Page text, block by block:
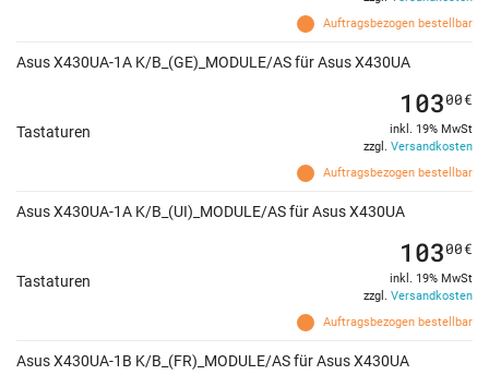
Auftragsbezogen bestellbar
Asus X430UA-1A K/B_(GE)_MODULE/AS für Asus X430UA
Tastaturen
Auftragsbezogen bestellbar
10300€
inkl. 19% MwSt
zzgl. Versandkosten
Asus X430UA-1A K/B_(UI)_MODULE/AS für Asus X430UA
Tastaturen
Auftragsbezogen bestellbar
10300€
inkl. 19% MwSt
zzgl. Versandkosten
Asus X430UA-1B K/B_(FR)_MODULE/AS für Asus X430UA